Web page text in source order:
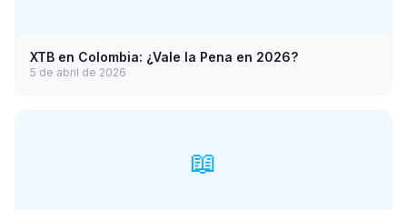
XTB en Colombia: ¿Vale la Pena en 2026?
5 de abril de 2026
📖